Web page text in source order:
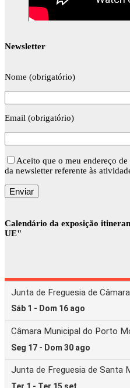
Newsletter
Nome (obrigatório)
Email (obrigatório)
Aceito que o meu endereço
da newsletter referente às
Calendário da exposição
UE"